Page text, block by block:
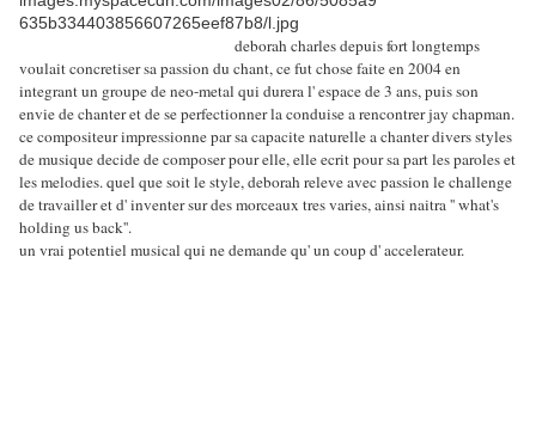
deborah charles depuis fort longtemps
voulait concretiser sa passion du chant, ce fut chose faite en 2004 en
integrant un groupe de neo-metal qui durera l' espace de 3 ans, puis son
envie de chanter et de se perfectionner la conduise a rencontrer jay chapman.
ce compositeur impressionne par sa capacite naturelle a chanter divers styles
de musique decide de composer pour elle, elle ecrit pour sa part les paroles et
les melodies. quel que soit le style, deborah releve avec passion le challenge
de travailler et d' inventer sur des morceaux tres varies, ainsi naitra '' what's
holding us back''.
un vrai potentiel musical qui ne demande qu' un coup d' accelerateur.